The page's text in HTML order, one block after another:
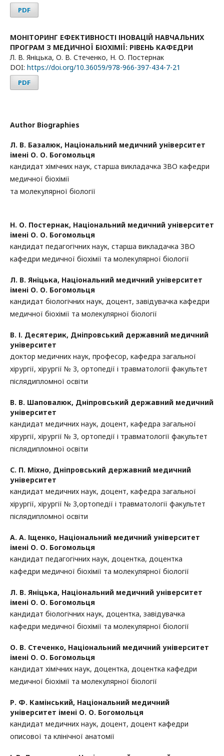
PDF
МОНІТОРИНГ ЕФЕКТИВНОСТІ ІНОВАЦІЙ НАВЧАЛЬНИХ
ПРОГРАМ З МЕДИЧНОЇ БІОХІМІЇ: РІВЕНЬ КАФЕДРИ
Л. В. Яніцька, О. В. Стеченко, Н. О. Постернак
DOI: https://doi.org/10.36059/978-966-397-434-7-21
PDF
Author Biographies
Л. В. Базалюк, Національний медичний університет
імені О. О. Богомольця
кандидат хімічних наук, старша викладачка ЗВО кафедри
медичної біохімії
та молекулярної біології
Н. О. Постернак, Національний медичний університет
імені О. О. Богомольця
кандидат педагогічних наук, старша викладачка ЗВО
кафедри медичної біохімії та молекулярної біології
Л. В. Яніцька, Національний медичний університет
імені О. О. Богомольця
кандидат біологічних наук, доцент, завідувачка кафедри
медичної біохімії та молекулярної біології
В. І. Десятерик, Дніпровський державний медичний
університет
доктор медичних наук, професор, кафедра загальної
хірургії, хірургії № 3, ортопедії і травматології факультет
післядипломної освіти
В. В. Шаповалюк, Дніпровський державний медичний
університет
кандидат медичних наук, доцент, кафедра загальної
хірургії, хірургії № 3, ортопедії і травматології факультет
післядипломної освіти
С. П. Міхно, Дніпровський державний медичний
університет
кандидат медичних наук, доцент, кафедра загальної
хірургії, хірургії № 3,ортопедії і травматології факультет
післядипломної освіти
А. А. Іщенко, Національний медичний університет
імені О. О. Богомольця
кандидат педагогічних наук, доцентка, доцентка
кафедри медичної біохімії та молекулярної біології
Л. В. Яніцька, Національний медичний університет
імені О. О. Богомольця
кандидат біологічних наук, доцентка, завідувачка
кафедри медичної біохімії та молекулярної біології
О. В. Стеченко, Національний медичний університет
імені О. О. Богомольця
кандидат хімічних наук, доцентка, доцентка кафедри
медичної біохімії та молекулярної біології
Р. Ф. Камінський, Національний медичний
університет імені О. О. Богомольця
кандидат медичних наук, доцент, доцент кафедри
описової та клінічної анатомії